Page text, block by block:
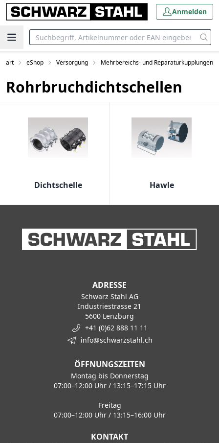
Anmelden
Start eShop Versorgung Mehrbereichs- und Reparaturkupplungen
Rohrbruchdichtschellen
Dichtschelle Hawle
ADRESSE
Schwarz Stahl AG
Industriestrasse 21
5600 Lenzburg
+41 (0)62 888 11 11
info@schwarzstahl.ch
ÖFFNUNGSZEITEN
Montag bis Donnerstag
07:00–12:00 Uhr / 13:15–17:15 Uhr
Freitag
07:00–12:00 Uhr / 13:15–16:00 Uhr
KONTAKT